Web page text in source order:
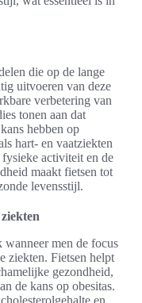
die op de lange
uitvoeren van deze
verbetering van
tonen aan dat
hebben op
hart- en vaatziekten
activiteit en de
maakt fietsen tot
levensstijl.
men de focus
ziekten. Fietsen helpt
gezondheid,
de kans op obesitas.